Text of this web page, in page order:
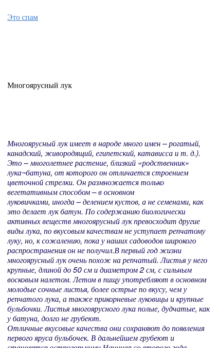
Это спам
Многоярусный лук
Многоярусный лук имеет в народе много имен – рогатый,
канадский, живородящий, египетский, катависса и т. д.).
Это – многолетнее растение, близкий «родственник»
лука¬батуна, от которого он отличается строением
цветочной стрелки. Он размножается только
вегетативным способом – в основном
луковичками, иногда – делением кустов, а не семенами, как
это делает лук­ батун. По содержанию биологически
активных веществ многоярусный лук превосходит другие
виды лука, по вкусовым качествам не уступает репчатому
луку, но, к сожалению, пока у наших садоводов широкого
распространения он не получил.В первый год жизни
многоярусный лук очень похож на репчатый. Листья у него
крупные, длиной до 50 см и диаметром 2 см, с сильным
восковым налетом. Летом в пищу употребляют в основном
молодые сочные листья, более острые по вкусу, чем у
репчатого лука, а также прикорневые луковицы и крупные
бульбочки. Листья многоярусного лука полые, дудчатые, как
у батуна, долго не грубеют.
Отличные вкусовые качества они сохраняют до появления
первого яруса бульбочек. В дальнейшем грубеют и